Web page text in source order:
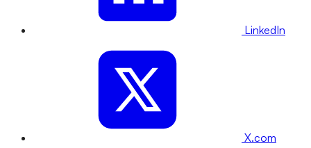
LinkedIn
X.com